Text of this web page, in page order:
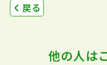
戻る
他の人は